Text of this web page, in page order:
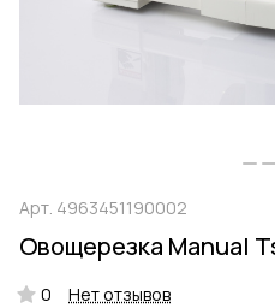
Арт. 4963451190002
Овощерезка Manual
0 Нет отзывов